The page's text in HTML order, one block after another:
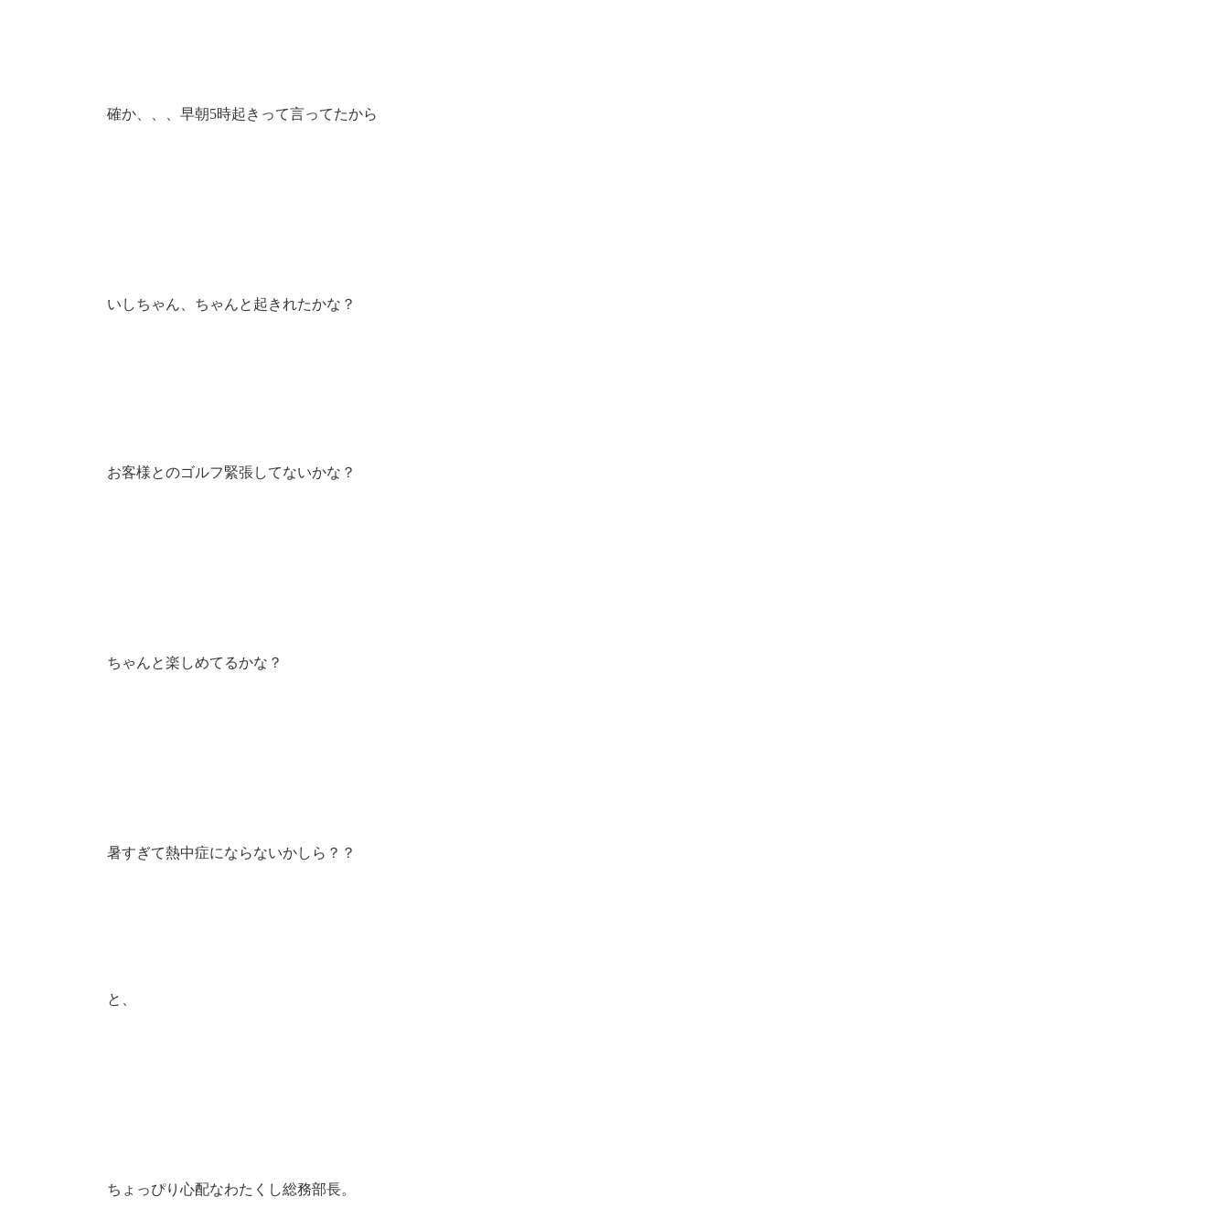
確か、、、早朝5時起きって言ってたから
いしちゃん、ちゃんと起きれたかな？
お客様とのゴルフ緊張してないかな？
ちゃんと楽しめてるかな？
暑すぎて熱中症にならないかしら？？
と、
ちょっぴり心配なわたくし総務部長。